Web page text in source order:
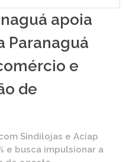
apoia
Paranaguá
e
de
Sindilojas e Aciap
e busca impulsionar a